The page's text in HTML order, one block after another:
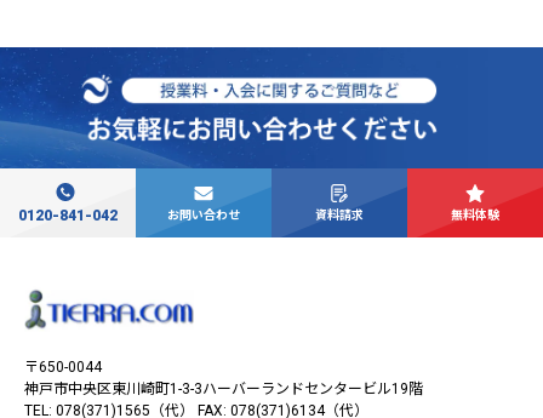
0120-841-042 お問い合わせ 資料請求 無料体験
〒650-0044
神戸市中央区東川崎町1-3-3ハーバーランドセンタービル19階
TEL: 078(371)1565（代）
FAX: 078(371)6134（代）